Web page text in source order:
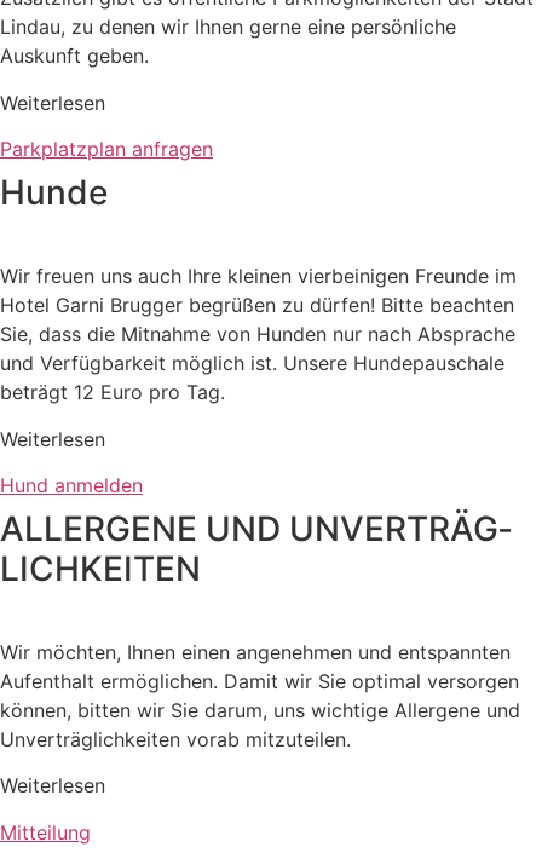
Lindau, zu denen wir Ihnen gerne eine persönliche
Auskunft geben.
Weiter­lesen
Parkplatzplan anfragen
Hunde
Wir freuen uns auch Ihre kleinen vierbeinigen Freunde im
Hotel Garni Brugger begrüßen zu dürfen! Bitte beachten
Sie, dass die Mitnahme von Hunden nur nach Absprache
und Verfügbarkeit möglich ist. Unsere Hundepauschale
beträgt 12 Euro pro Tag.
Weiter­lesen
Hund anmelden
ALLERGENE UND UNVERTRÄG­
LICHKEITEN
Wir möchten, Ihnen einen angenehmen und entspannten
Aufenthalt ermöglichen. Damit wir Sie optimal versorgen
können, bitten wir Sie darum, uns wichtige Allergene und
Unverträglichkeiten vorab mitzuteilen.
Weiter­lesen
Mitteilung